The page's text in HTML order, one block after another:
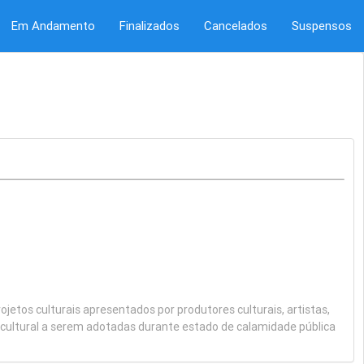
Em Andamento Finalizados Cancelados Suspensos
culturais apresentados por produtores culturais, artistas,
a serem adotadas durante estado de calamidade pública